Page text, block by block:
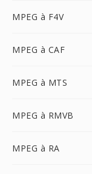
MPEG à F4V
MPEG à CAF
MPEG à MTS
MPEG à RMVB
MPEG à RA